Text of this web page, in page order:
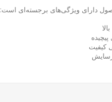
دارای ویژگی‌های برجسته‌ای است:
کیفیت